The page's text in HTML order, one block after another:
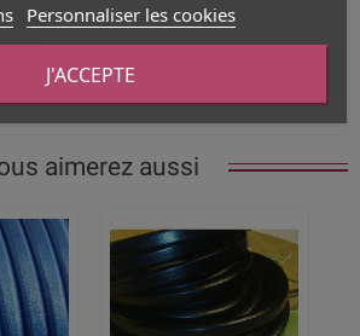
aimerez aussi
Personnaliser les cookies
J'ACCEPTE